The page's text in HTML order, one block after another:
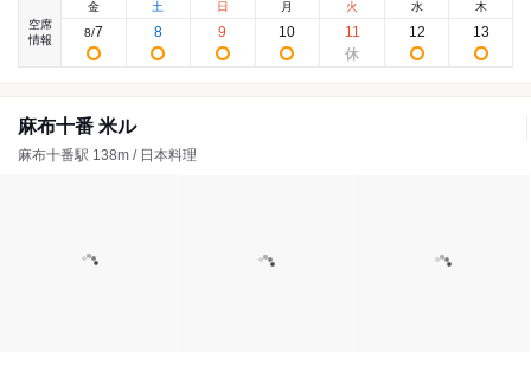
空席
情報
金
8/7
土
8
日
9
月
10
火
11
水
12
木
13
麻布十番 米ル
麻布十番駅 138m / 日本料理